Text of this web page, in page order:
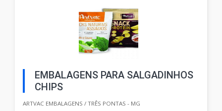
EMBALAGENS PARA SALGADINHOS
CHIPS
ARTVAC EMBALAGENS / TRÊS PONTAS - MG